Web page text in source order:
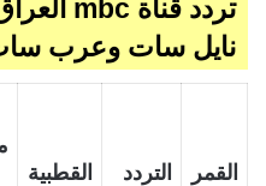
نايل سات وعرب
القمر التردد القطبية